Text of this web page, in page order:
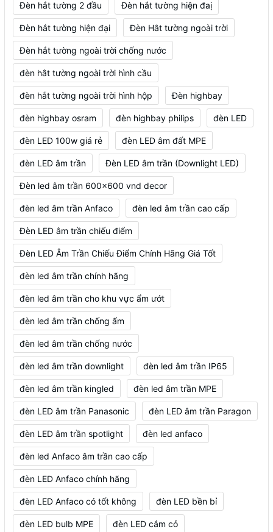
Đèn hắt tường 2 đầu Đèn hắt tường hiện đaị
Đèn hắt tường hiện đại Đèn Hắt tường ngoài trời
Đèn hắt tường ngoài trời chống nước
đèn hắt tường ngoài trời hình cầu
đèn hắt tường ngoài trời hình hộp Đèn highbay
đèn highbay osram đèn highbay philips đèn LED
đèn LED 100w giá rẻ đèn LED âm đất MPE
đèn LED âm trần Đèn LED âm trần (Downlight LED)
Đèn led âm trần 600x600 vnd decor
đèn led âm trần Anfaco đèn led âm trần cao cấp
Đèn LED âm trần chiếu điểm
Đèn LED Âm Trần Chiếu Điểm Chính Hãng Giá Tốt
đèn led âm trần chính hãng
đèn led âm trần cho khu vực ẩm ướt
đèn led âm trần chống ẩm
đèn led âm trần chống nước
đèn led âm trần downlight đèn led âm trần IP65
đèn led âm trần kingled đèn led âm trần MPE
đèn LED âm trần Panasonic đèn LED âm trần Paragon
đèn LED âm trần spotlight đèn led anfaco
đèn led Anfaco âm trần cao cấp
đèn LED Anfaco chính hãng
đèn LED Anfaco có tốt không đèn LED bền bỉ
đèn LED bulb MPE đèn LED cắm cỏ